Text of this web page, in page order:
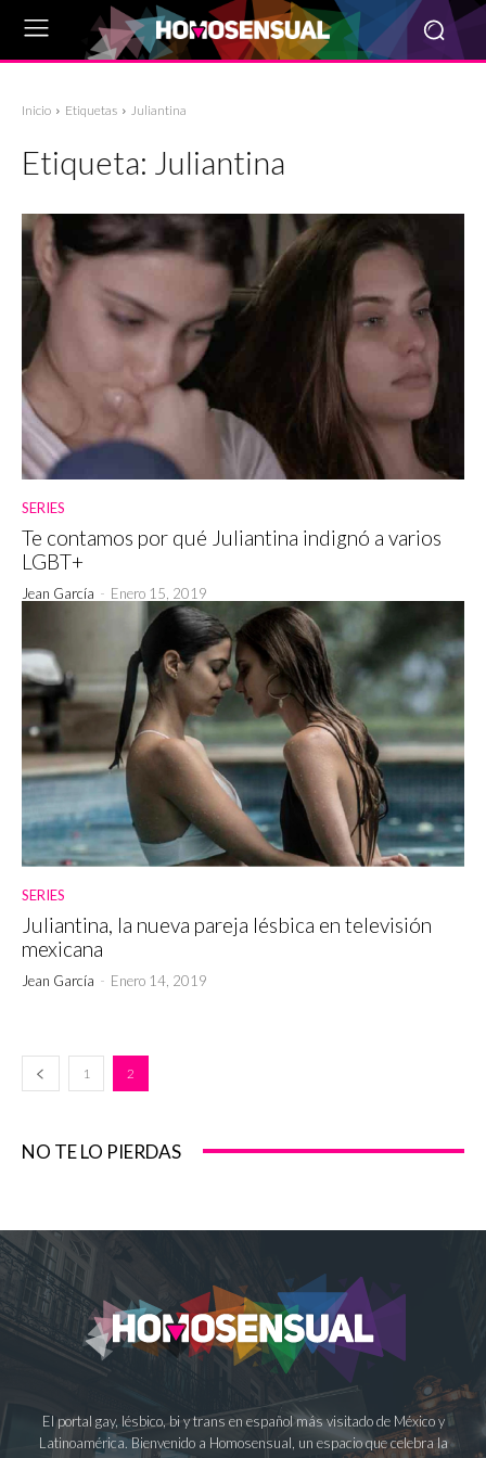
Inicio Etiquetas Juliantina
Etiqueta: Juliantina
SERIES
Te contamos por qué Juliantina indignó a varios
LGBT+
Jean García - Enero 15, 2019
SERIES
Juliantina, la nueva pareja lésbica en televisión
mexicana
Jean García - Enero 14, 2019
1 2
NO TE LO PIERDAS
El portal gay, lésbico, bi y trans en español más visitado de México y
Latinoamérica. Bienvenido a Homosensual, un espacio que celebra la